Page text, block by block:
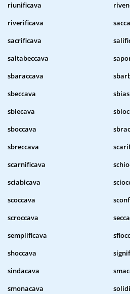
riunificava
riverificava
sacrificava
saltabeccava
sbaraccava
sbeccava
sbiecava
sboccava
sbreccava
scarnificava
sciabicava
scoccava
scroccava
semplificava
shoccava
sindacava
smonacava